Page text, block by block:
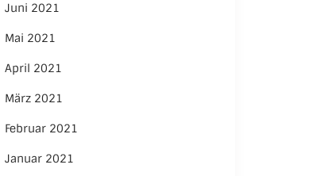
Juni 2021
Mai 2021
April 2021
März 2021
Februar 2021
Januar 2021